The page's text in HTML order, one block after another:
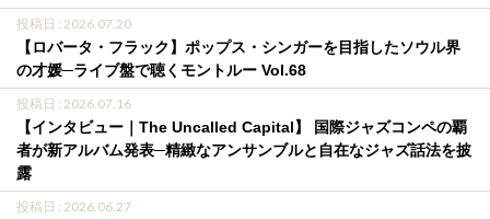
投稿日 : 2026.07.20
【ロバータ・フラック】ポップス・シンガーを目指したソウル界
の才媛─ライブ盤で聴くモントルー Vol.68
投稿日 : 2026.07.16
【インタビュー｜The Uncalled Capital】 国際ジャズコンペの覇
者が新アルバム発表─精緻なアンサンブルと自在なジャズ話法を披
露
投稿日 : 2026.06.27